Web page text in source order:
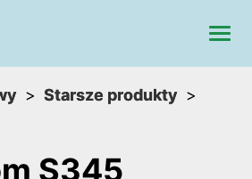
Starsze produkty
S345